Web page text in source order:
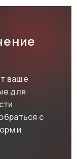
ваше
для
с
и